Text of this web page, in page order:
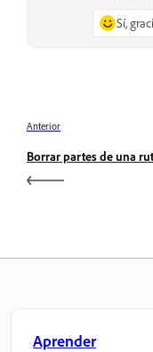
Sí,
Anterior
Borrar partes de una
Aprender